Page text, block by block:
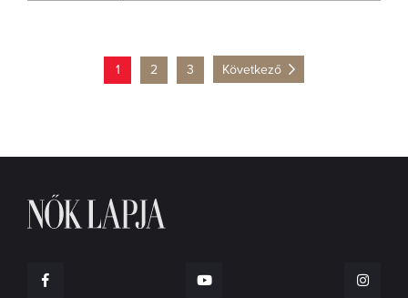
1 2 3 Következő